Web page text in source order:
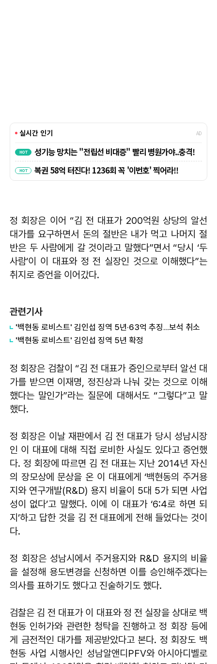
정 회장은 이어 “김 전 대표가 200억원 상당의 알선
대가를 요구하면서 돈의 절반은 내가 먹고 나머지 절
반은 두 사람에게 갈 것이라고 말했다”면서 “당시 ‘두
사람’이 이 대표와 정 전 실장인 것으로 이해했다”는
취지로 증언을 이어갔다.
관련기사
'백현동 로비스트' 김인섭 징역 5년·63억 추징...보석 취소
'백현동 로비스트' 김인섭 징역 5년 확정
정 회장은 검찰이 “김 전 대표가 증인으로부터 알선 대
가를 받으면 이재명, 정진상과 나눠 갖는 것으로 이해
했다는 말인가”라는 질문에 대해서도 “그렇다”고 말
했다.
정 회장은 이날 재판에서 김 전 대표가 당시 성남시장
인 이 대표에 대해 직접 로비한 사실도 있다고 증언했
다. 정 회장에 따르면 김 전 대표는 지난 2014년 자신
의 장모상에 문상을 온 이 대표에게 ‘백현동의 주거용
지와 연구개발(R&D) 용지 비율이 5대 5가 되면 사업
성이 없다’고 말했다. 이에 이 대표가 ‘6:4로 하면 되
지’하고 답한 것을 김 전 대표에게 전해 들었다는 것이
다.
정 회장은 성남시에서 주거용지와 R&D 용지의 비율
을 설정해 용도변경을 신청하면 이를 승인해주겠다는
의사를 표하기도 했다고 진술하기도 했다.
검찰은 김 전 대표가 이 대표와 정 전 실장을 상대로 백
현동 인허가와 관련한 청탁을 진행하고 정 회장 등에
게 금전적인 대가를 제공받았다고 본다. 정 회장도 백
현동 사업 시행사인 성남알앤디PFV와 아시아디벨로